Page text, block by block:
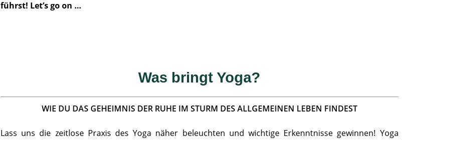
führst! Let’s go on …
Was bringt Yoga?
WIE DU DAS GEHEIMNIS DER RUHE IM STURM DES ALLGEMEINEN LEBEN FINDEST
Lass uns die zeitlose Praxis des Yoga näher beleuchten und wichtige Erkenntnisse gewinnen! Yoga